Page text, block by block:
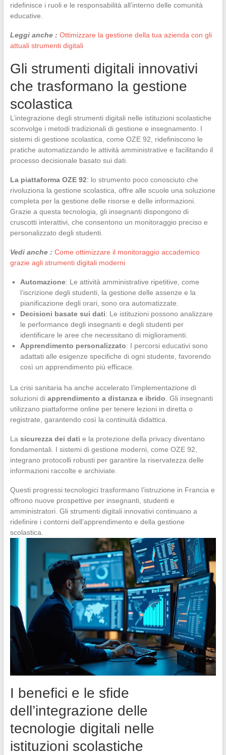
ridefinisce i ruoli e le responsabilità all’interno delle comunità
educative.
Leggi anche : Ottimizzare la gestione della tua azienda con gli
attuali strumenti digitali
Gli strumenti digitali innovativi
che trasformano la gestione
scolastica
L’integrazione degli strumenti digitali nelle istituzioni scolastiche
sconvolge i metodi tradizionali di gestione e insegnamento. I
sistemi di gestione scolastica, come OZE 92, ridefiniscono le
pratiche automatizzando le attività amministrative e facilitando il
processo decisionale basato sui dati.
La piattaforma OZE 92: lo strumento poco conosciuto che
rivoluziona la gestione scolastica, offre alle scuole una soluzione
completa per la gestione delle risorse e delle informazioni.
Grazie a questa tecnologia, gli insegnanti dispongono di
cruscotti interattivi, che consentono un monitoraggio preciso e
personalizzato degli studenti.
Vedi anche : Come ottimizzare il monitoraggio accademico
grazie agli strumenti digitali moderni
Automazione: Le attività amministrative ripetitive, come
l’iscrizione degli studenti, la gestione delle assenze e la
pianificazione degli orari, sono ora automatizzate.
Decisioni basate sui dati: Le istituzioni possono analizzare
le performance degli insegnanti e degli studenti per
identificare le aree che necessitano di miglioramenti.
Apprendimento personalizzato: I percorsi educativi sono
adattati alle esigenze specifiche di ogni studente, favorendo
così un apprendimento più efficace.
La crisi sanitaria ha anche accelerato l’implementazione di
soluzioni di apprendimento a distanza e ibrido . Gli insegnanti
utilizzano piattaforme online per tenere lezioni in diretta o
registrate, garantendo così la continuità didattica.
La sicurezza dei dati e la protezione della privacy diventano
fondamentali. I sistemi di gestione moderni, come OZE 92,
integrano protocolli robusti per garantire la riservatezza delle
informazioni raccolte e archiviate.
Questi progressi tecnologici trasformano l’istruzione in Francia e
offrono nuove prospettive per insegnanti, studenti e
amministratori. Gli strumenti digitali innovativi continuano a
ridefinire i contorni dell’apprendimento e della gestione
scolastica.
I benefici e le sfide
dell’integrazione delle
tecnologie digitali nelle
istituzioni scolastiche